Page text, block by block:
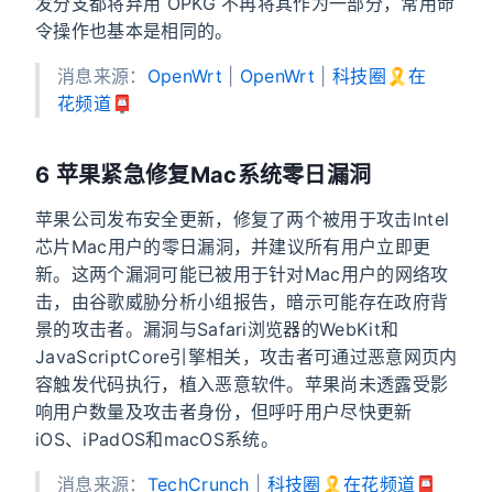
令操作也基本是相同的。
消息来源： OpenWrt OpenWrt |科技圈🎗在
花频道📮
6 苹果紧急修复Mac系统零日漏洞
苹果公司发布安全更新，修复了两个被用于攻击Intel
芯片Mac用户的零日漏洞，并建议所有用户立即更
新。这两个漏洞可能已被用于针对Mac用户的网络攻
击，由谷歌威胁分析小组报告，暗示可能存在政府背
景的攻击者。漏洞与Safari浏览器的WebKit和
JavaScriptCore引擎相关，攻击者可通过恶意网页内
容触发代码执行，植入恶意软件。苹果尚未透露受影
响用户数量及攻击者身份，但呼吁用户尽快更新
iOS、iPadOS和macOS系统。
消息来源： TechCrunch 科技圈🎗在花频道📮